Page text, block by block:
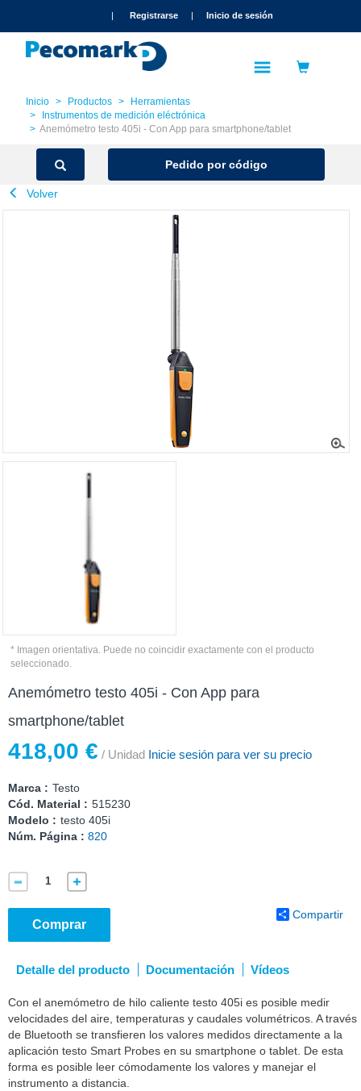
| Registrarse | Inicio de sesión
Inicio Productos
Herramientas
Instrumentos de medición eléctrónica
Anemómetro testo 405i - Con App para smartphone/tablet
Pedido por código
Volver
* Imagen orientativa. Puede no coincidir exactamente con el producto
seleccionado.
Anemómetro testo 405i - Con App para
smartphone/tablet
418,00 € / Unidad Inicie sesión para ver su precio
Marca : Testo
Cód. Material : 515230
Modelo : testo 405i
Núm. Página : 820
Comprar
Compartir
Detalle del producto Documentación Vídeos
Con el anemómetro de hilo caliente testo 405i es posible medir
velocidades del aire, temperaturas y caudales volumétricos. A través
de Bluetooth se transfieren los valores medidos directamente a la
aplicación testo Smart Probes en su smartphone o tablet. De esta
forma es posible leer cómodamente los valores y manejar el
instrumento a distancia.